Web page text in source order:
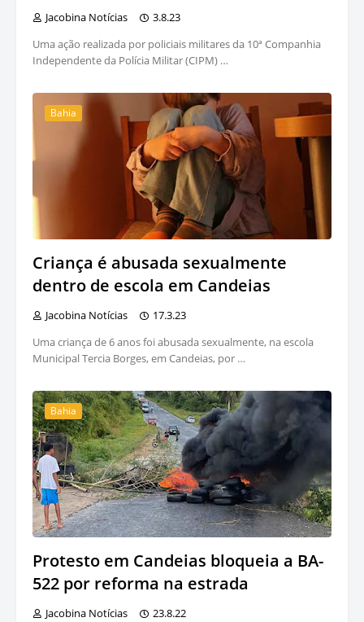
Jacobina Notícias
3.8.23
Uma ação realizada por policiais militares da 10ª Companhia
Independente da Polícia Militar (CIPM) …
Bahia
Criança é abusada sexualmente
dentro de escola em Candeias
Jacobina Notícias
17.3.23
Uma criança de 6 anos foi abusada sexualmente, na escola
Municipal Tercia Borges, em Candeias, por …
Bahia
Protesto em Candeias bloqueia a BA-
522 por reforma na estrada
Jacobina Notícias
23.8.22